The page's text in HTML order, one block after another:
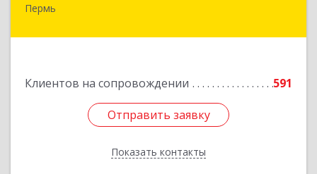
Пермь
Клиентов на сопровождении 591
Отправить заявку
Показать контакты
614087, Пермский край, Пермь г, Малкова ул,
Отправить заявку
Назад